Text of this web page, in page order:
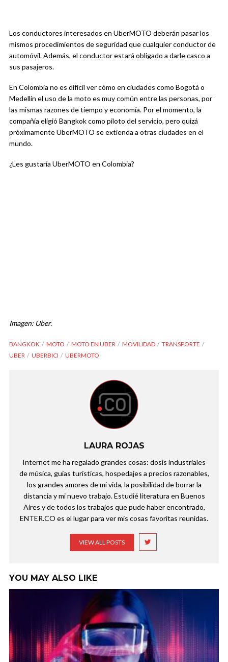
Los conductores interesados en UberMOTO deberán pasar los
mismos procedimientos de seguridad que cualquier conductor de
automóvil. Además, el conductor estará obligado a darle casco a
sus pasajeros.
En Colombia no es difícil ver cómo en ciudades como Bogotá o
Medellín el uso de la moto es muy común entre las personas, por
las mismas razones de tiempo y economía. Por el momento, la
compañía eligió Bangkok como piloto del servicio, pero quizá
próximamente UberMOTO se extienda a otras ciudades en el
mundo.
¿Les gustaría UberMOTO en Colombia?
Imagen: Uber.
BANGKOK MOTO MOTO EN UBER MOVILIDAD
TRANSPORTE
UBER
UBERBICI UBERMOTO
LAURA ROJAS
Internet me ha regalado grandes cosas: dosis industriales
de música, guías turísticas, hospedajes a precios razonables,
los grandes amores de mi vida, la posibilidad de borrar la
distancia y mi nuevo trabajo. Estudié literatura en Buenos
Aires y de todos los trabajos que pude haber encontrado,
ENTER.CO es el lugar para ver mis cosas favoritas reunidas.
VIEW ALL POSTS
YOU MAY ALSO LIKE